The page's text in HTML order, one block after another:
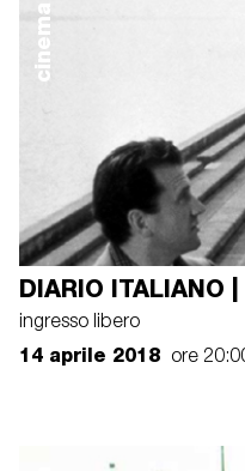
cinema
DIARIO
ingresso libero
14 aprile 2018 ore